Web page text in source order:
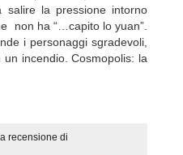
salire la pressione intorno
non ha “…capito lo yuan”.
i personaggi sgradevoli,
incendio. Cosmopolis: la
recensione di